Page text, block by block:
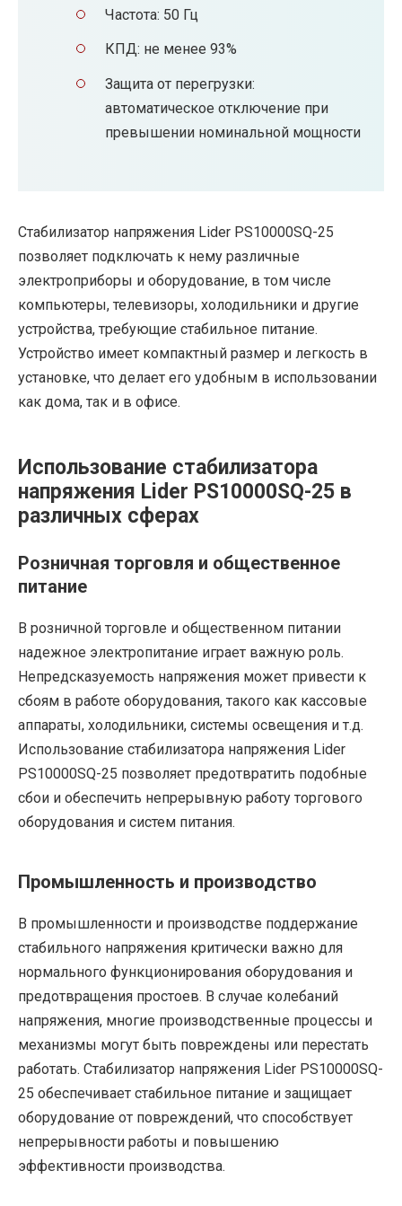
Частота: 50 Гц
КПД: не менее 93%
Защита от перегрузки:
автоматическое отключение при
превышении номинальной мощности
Стабилизатор напряжения Lider PS10000SQ-25
позволяет подключать к нему различные
электроприборы и оборудование, в том числе
компьютеры, телевизоры, холодильники и другие
устройства, требующие стабильное питание.
Устройство имеет компактный размер и легкость в
установке, что делает его удобным в использовании
как дома, так и в офисе.
Использование стабилизатора
напряжения Lider PS10000SQ-25 в
различных сферах
Розничная торговля и общественное
питание
В розничной торговле и общественном питании
надежное электропитание играет важную роль.
Непредсказуемость напряжения может привести к
сбоям в работе оборудования, такого как кассовые
аппараты, холодильники, системы освещения и т.д.
Использование стабилизатора напряжения Lider
PS10000SQ-25 позволяет предотвратить подобные
сбои и обеспечить непрерывную работу торгового
оборудования и систем питания.
Промышленность и производство
В промышленности и производстве поддержание
стабильного напряжения критически важно для
нормального функционирования оборудования и
предотвращения простоев. В случае колебаний
напряжения, многие производственные процессы и
механизмы могут быть повреждены или перестать
работать. Стабилизатор напряжения Lider PS10000SQ-
25 обеспечивает стабильное питание и защищает
оборудование от повреждений, что способствует
непрерывности работы и повышению
эффективности производства.